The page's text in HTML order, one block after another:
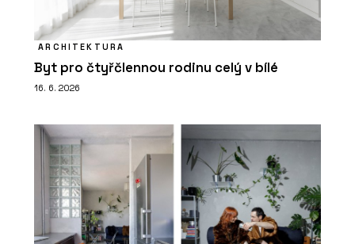
ARCHITEKTURA
Byt pro čtyřčlennou rodinu celý v bílé
16. 6. 2026